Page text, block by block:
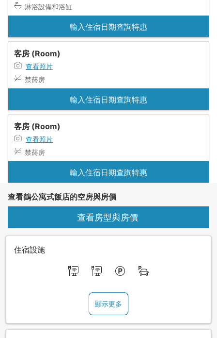
淋浴設備和浴缸
輸入住宿日期查詢特惠
客房 (Room)
查看照片
禁菸房
輸入住宿日期查詢特惠
客房 (Room)
查看照片
禁菸房
輸入住宿日期查詢特惠
查看鶴公寓式飯店的空房與房價
查看房型與房價
住宿設施
顯示更多